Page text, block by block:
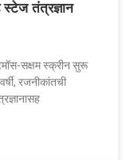
तंत्रज्ञान
सक्षम स्क्रीन सुरू
रजनीकांतची